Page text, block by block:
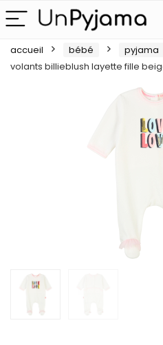
accueil bébé pyjama
volants billieblush layette fille